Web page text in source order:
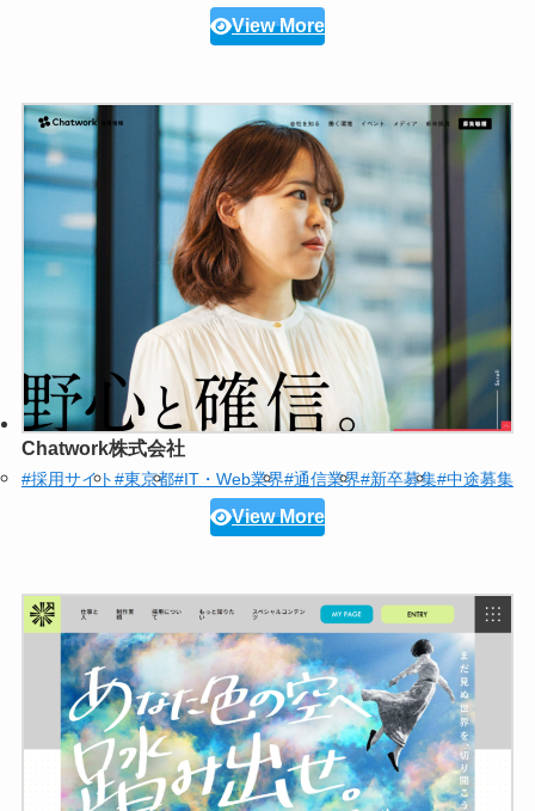
View More
Chatwork株式会社
#採用サイト#東京都#IT・Web業界#通信業界#新卒募集#中途募集
View More